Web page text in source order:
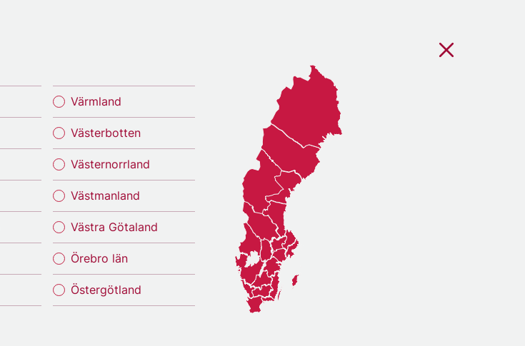
Värmland
Västerbotten
Västernorrland
Västmanland
Västra Götaland
Örebro län
Östergötland